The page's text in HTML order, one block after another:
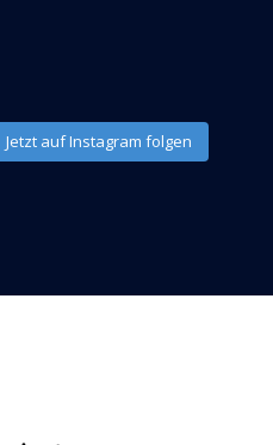
Jetzt auf Instagram folgen